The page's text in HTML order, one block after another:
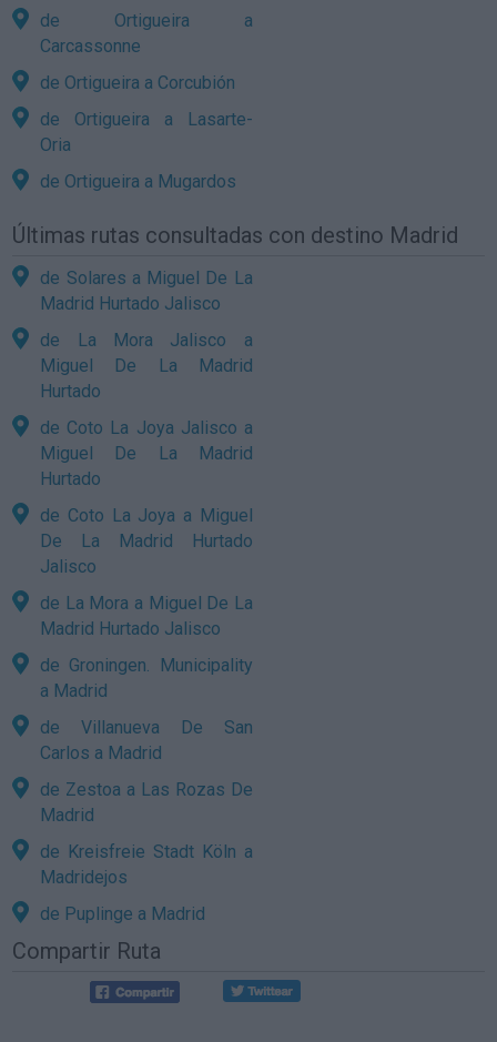
de Ortigueira a
Carcassonne
de Ortigueira a Corcubión
de Ortigueira a Lasarte-
Oria
de Ortigueira a Mugardos
Últimas rutas consultadas con destino Madrid
de Solares a Miguel De La
Madrid Hurtado Jalisco
de La Mora Jalisco a
Miguel De La Madrid
Hurtado
de Coto La Joya Jalisco a
Miguel De La Madrid
Hurtado
de Coto La Joya a Miguel
De La Madrid Hurtado
Jalisco
de La Mora a Miguel De La
Madrid Hurtado Jalisco
de Groningen. Municipality
a Madrid
de Villanueva De San
Carlos a Madrid
de Zestoa a Las Rozas De
Madrid
de Kreisfreie Stadt Köln a
Madridejos
de Puplinge a Madrid
Compartir Ruta